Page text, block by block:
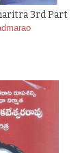
3rd Part